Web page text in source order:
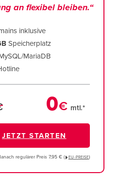
an flexibel bleiben.“
inklusive
Speicherplatz
MariaDB
0€ mtl.*
JETZT STARTEN
regulärer Preis 7,95 € ( EU−PREISE)